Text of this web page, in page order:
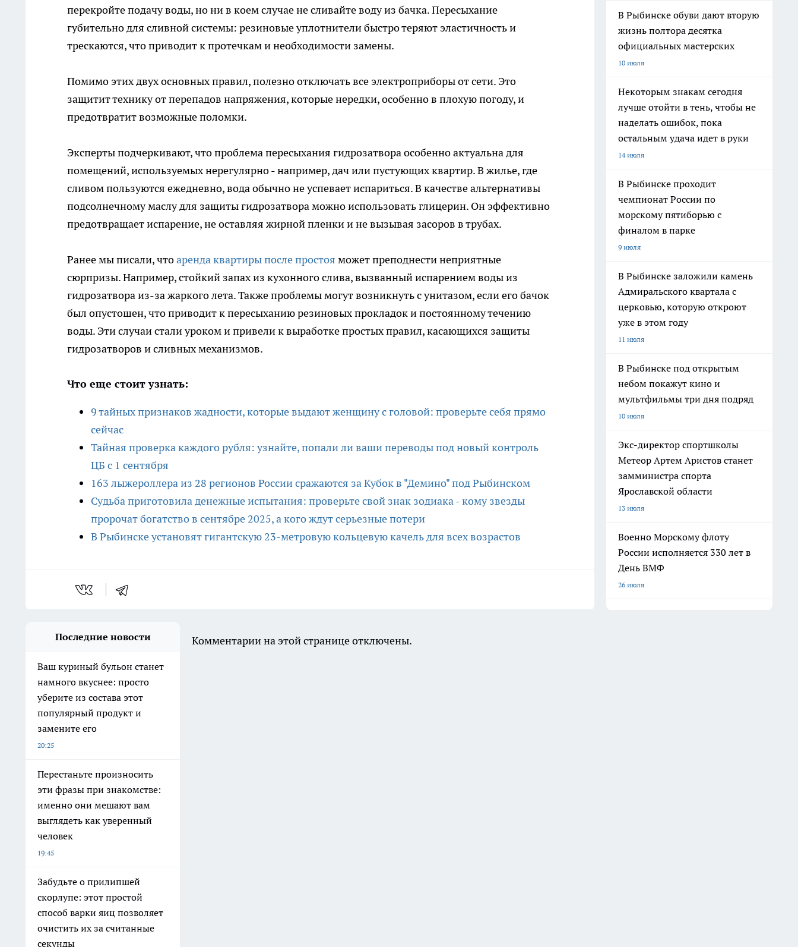
перекройте подачу воды, но ни в коем случае не сливайте воду из бачка. Пересыхание
губительно для сливной системы: резиновые уплотнители быстро теряют эластичность и
трескаются, что приводит к протечкам и необходимости замены.
Помимо этих двух основных правил, полезно отключать все электроприборы от сети. Это
защитит технику от перепадов напряжения, которые нередки, особенно в плохую погоду, и
предотвратит возможные поломки.
Эксперты подчеркивают, что проблема пересыхания гидрозатвора особенно актуальна для
помещений, используемых нерегулярно - например, дач или пустующих квартир. В жилье, где
сливом пользуются ежедневно, вода обычно не успевает испариться. В качестве альтернативы
подсолнечному маслу для защиты гидрозатвора можно использовать глицерин. Он эффективно
предотвращает испарение, не оставляя жирной пленки и не вызывая засоров в трубах.
Ранее мы писали, чтоаренда квартиры после простоя может преподнести неприятные
сюрпризы. Например, стойкий запах из кухонного слива, вызванный испарением воды из
гидрозатвора из-за жаркого лета. Также проблемы могут возникнуть с унитазом, если его бачок
был опустошен, что приводит к пересыханию резиновых прокладок и постоянному течению
воды. Эти случаи стали уроком и привели к выработке простых правил, касающихся защиты
гидрозатворов и сливных механизмов.
Что еще стоит узнать:
9 тайных признаков жадности, которые выдают женщину с головой: проверьте себя прямо
сейчас
Тайная проверка каждого рубля: узнайте, попали ли ваши переводы под новый контроль
ЦБ с 1 сентября
163 лыжероллера из 28 регионов России сражаются за Кубок в "Демино" под Рыбинском
Судьба приготовила денежные испытания: проверьте свой знак зодиака - кому звезды
пророчат богатство в сентябре 2025, а кого ждут серьезные потери
В Рыбинске установят гигантскую 23-метровую кольцевую качель для всех возрастов
В Рыбинске обуви дают вторую
жизнь полтора десятка
официальных мастерских
10 июля
Некоторым знакам сегодня
лучше отойти в тень, чтобы не
наделать ошибок, пока
остальным удача идет в руки
14 июля
В Рыбинске проходит
чемпионат России по
морскому пятиборью с
финалом в парке
9 июля
В Рыбинске заложили камень
Адмиральского квартала с
церковью, которую откроют
уже в этом году
11 июля
В Рыбинске под открытым
небом покажут кино и
мультфильмы три дня подряд
10 июля
Экс-директор спортшколы
Метеор Артем Аристов станет
замминистра спорта
Ярославской области
13 июля
Военно Морскому флоту
России исполняется 330 лет в
День ВМФ
26 июля
Последние новости
Ваш куриный бульон станет
намного вкуснее: просто
уберите из состава этот
популярный продукт и
замените его
20:25
Перестаньте произносить
эти фразы при знакомстве:
именно они мешают вам
выглядеть как уверенный
человек
19:45
Забудьте о прилипшей
скорлупе: этот простой
способ варки яиц позволяет
очистить их за считанные
секунды
Комментарии на этой странице отключены.